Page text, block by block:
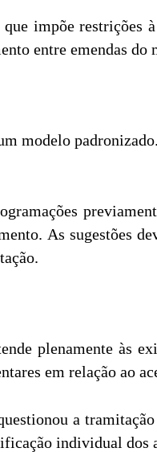
impõe restrições à
entre emendas do
modelo
As sugestões
plenamente às
em relação ao
a
individual dos